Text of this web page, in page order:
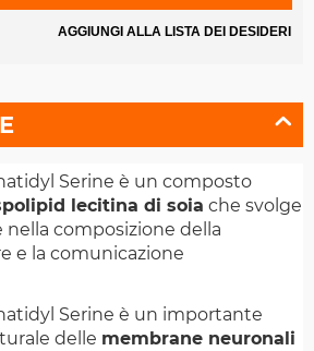
AGGIUNGI ALLA LISTA DEI DESIDERI
Serine è un composto
lecitina di soia che svolge
nella composizione della
e la comunicazione
Serine è un importante
delle membrane neuronali